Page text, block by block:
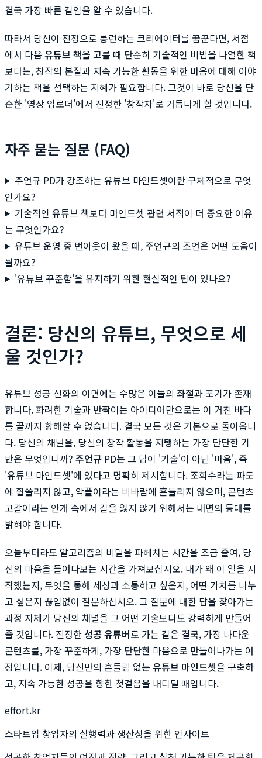
결국 가장 빠른 길임을 알 수 있습니다.
따라서 당신이 진정으로 롱런하는 크리에이터를 꿈꾼다면, 서점
에서 다음 유튜브 책을 고를 때 단순히 기술적인 비법을 나열한 책
보다는, 창작의 본질과 지속 가능한 활동을 위한 마음에 대해 이야
기하는 책을 선택하는 지혜가 필요합니다. 그것이 바로 당신을 단
순한 '영상 업로더'에서 진정한 '창작자'로 거듭나게 할 것입니다.
자주 묻는 질문 (FAQ)
주언규 PD가 강조하는 유튜브 마인드셋이란 구체적으로 무엇
인가요?
기술적인 유튜브 책보다 마인드셋 관련 서적이 더 중요한 이유
는 무엇인가요?
유튜브 운영 중 번아웃이 왔을 때, 주언규의 조언은 어떤 도움이
될까요?
'유튜브 꾸준함'을 유지하기 위한 현실적인 팁이 있나요?
결론: 당신의 유튜브, 무엇으로 세
울 것인가?
유튜브 성공 신화의 이면에는 수많은 이들의 좌절과 포기가 존재
합니다. 화려한 기술과 반짝이는 아이디어만으로는 이 거친 바다
를 끝까지 항해할 수 없습니다. 결국 모든 것은 기본으로 돌아옵니
다. 당신의 채널을, 당신의 창작 활동을 지탱하는 가장 단단한 기
반은 무엇입니까? 주언규 PD는 그 답이 '기술'이 아닌 '마음', 즉
'유튜브 마인드셋'에 있다고 명확히 제시합니다. 조회수라는 파도
에 휩쓸리지 않고, 악플이라는 비바람에 흔들리지 않으며, 콘텐츠
고갈이라는 안개 속에서 길을 잃지 않기 위해서는 내면의 등대를
밝혀야 합니다.
오늘부터라도 알고리즘의 비밀을 파헤치는 시간을 조금 줄여, 당
신의 마음을 들여다보는 시간을 가져보십시오. 내가 왜 이 일을 시
작했는지, 무엇을 통해 세상과 소통하고 싶은지, 어떤 가치를 나누
고 싶은지 끊임없이 질문하십시오. 그 질문에 대한 답을 찾아가는
과정 자체가 당신의 채널을 그 어떤 기술보다도 강력하게 만들어
줄 것입니다. 진정한성공 유튜버로 가는 길은 결국, 가장 나다운
콘텐츠를, 가장 꾸준하게, 가장 단단한 마음으로 만들어나가는 여
정입니다. 이제, 당신만의 흔들림 없는 유튜브 마인드셋을 구축하
고, 지속 가능한 성공을 향한 첫걸음을 내디딜 때입니다.
effort.kr
스타트업 창업자의 실행력과 생산성을 위한 인사이트